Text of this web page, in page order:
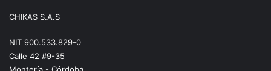
CHIKAS S.A.S
NIT 900.533.829-0
Calle 42 #9-35